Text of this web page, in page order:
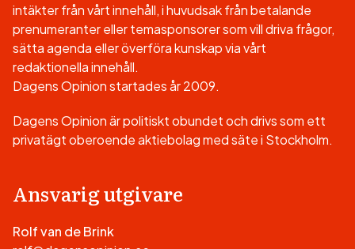
intäkter från vårt innehåll, i huvudsak från betalande
prenumeranter eller temasponsorer som vill driva frågor,
sätta agenda eller överföra kunskap via vårt
redaktionella innehåll.
Dagens Opinion startades år 2009.
Dagens Opinion är politiskt obundet och drivs som ett
privatägt oberoende aktiebolag med säte i Stockholm.
Ansvarig utgivare
Rolf van de Brink